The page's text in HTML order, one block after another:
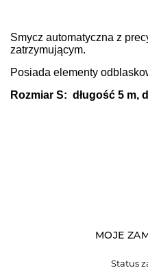
Smycz automatyczna z
zatrzymującym.
Posiada elementy
Rozmiar S: długość 5 m,
MOJE
Status